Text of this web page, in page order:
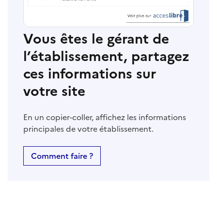
Vous êtes le gérant de
l’établissement, partagez
ces informations sur
votre site
En un copier-coller, affichez les informations
principales de votre établissement.
Comment faire ?